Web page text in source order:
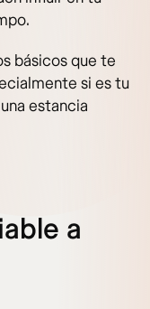
básicos que te
si es tu
estancia
a